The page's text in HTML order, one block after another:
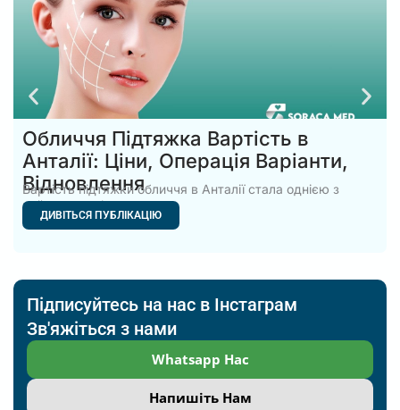
Обличчя Підтяжка Вартість в
Анталії: Ціни, Операція Варіанти,
Відновлення
Вартість підтяжки обличчя в Анталії стала однією з
найпопулярніших тем
ДИВІТЬСЯ ПУБЛІКАЦІЮ
Підписуйтесь на нас в Інстаграм
Зв'яжіться з нами
Whatsapp Нас
Напишіть Нам